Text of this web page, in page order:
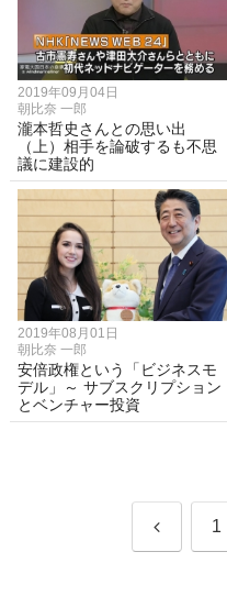
2019年09月04日
朝比奈 一郎
瀧本哲史さんとの思い出
（上）相手を論破するも不思
議に建設的
2019年08月01日
朝比奈 一郎
安倍政権という「ビジネスモ
デル」～ サブスクリプション
とベンチャー投資
前 1